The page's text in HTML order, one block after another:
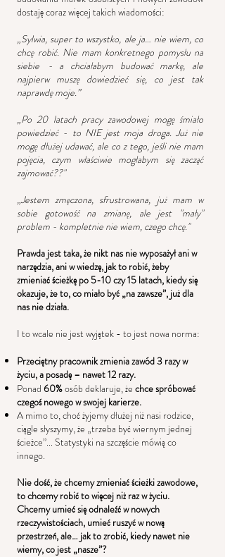
dostaję coraz więcej takich wiadomości: ​
„Sylwia, super to wszystko, ale ja… nie wiem, co
chcę robić. Nie mam konkretnego pomysłu na
siebie - a chciałabym budować markę, ale
najpierw muszę dowiedzieć się, co jest tak
naprawdę moje.”
„Po 20 latach pracy zawodowej mogę śmiało
powiedzieć - to NIE jest moja droga. Już nie
mogę dłużej udawać, ale co z tego, jeśli nie mam
pojęcia, czym właściwie mogłabym się zacząć
zajmować??"
„Jestem zmęczona, sfrustrowana, już mam w
sobie gotowość na zmianę, ale jest "mały"
problem - kompletnie nie wiem, czego chcę."
Prawda jest taka, że nikt nas nie wyposażył ani w
narzędzia, ani w wiedzę, jak to robić, żeby
zmieniać ścieżkę po 5-10 czy 15 latach, kiedy się
okazuje, że to, co miało być „na zawsze”, już dla
nas nie działa.
I to wcale nie jest wyjątek - to jest nowa norma:
Przeciętny pracownik zmienia zawód 3 razy w
życiu, a posadę – nawet 12 razy.
Ponad 60%osób deklaruje, że chce spróbować
czegoś nowego w swojej karierze.
A mimo to, choć żyjemy dłużej niż nasi rodzice,
ciągle słyszymy, że „trzeba być wiernym jednej
ścieżce”... Statystyki na szczęście mówią co
innego.​
Nie dość, że chcemy zmieniać ścieżki zawodowe,
to chcemy robić to więcej niż raz w życiu.
Chcemy umieć się odnaleźć w nowych
rzeczywistościach, umieć ruszyć w nową
przestrzeń, ale… jak to zrobić, kiedy nawet nie
wiemy, co jest „nasze”?